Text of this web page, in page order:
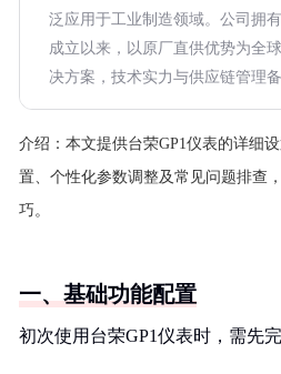
泛应用于工业制造领域。公司拥
成立以来，以原厂直供优势为全
决方案，技术实力与供应链管理备
介绍： 本文提供台荣GP1仪表的详细
置、个性化参数调整及常见问题排查
巧。
一、基础功能配置
初次使用台荣GP1仪表时，需先